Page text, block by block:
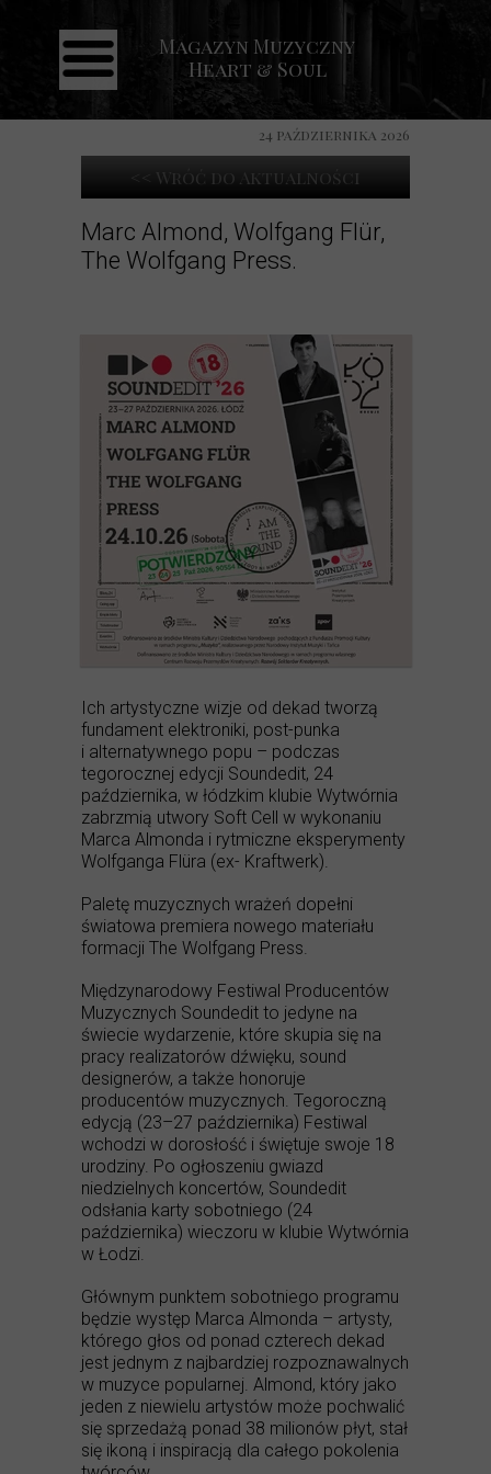
Strona główna
Aktualności
Koncerty
Galeria
Kontakt
Magazyn Muzyczny
Heart & Soul
Marc Almond, Wolfgang Flür,
The Wolfgang Press.
<< Wróć do Aktualności
24 października 2026
Ich artystyczne wizje od dekad tworzą
fundament elektroniki, post-punka
i alternatywnego popu – podczas
tegorocznej edycji Soundedit, 24
października, w łódzkim klubie Wytwórnia
zabrzmią utwory Soft Cell w wykonaniu
Marca Almonda i rytmiczne eksperymenty
Wolfganga Flüra (ex- Kraftwerk).
Paletę muzycznych wrażeń dopełni
światowa premiera nowego materiału
formacji The Wolfgang Press.
Międzynarodowy Festiwal Producentów
Muzycznych Soundedit to jedyne na
świecie wydarzenie, które skupia się na
pracy realizatorów dźwięku, sound
designerów, a także honoruje
producentów muzycznych. Tegoroczną
edycją (23–27 października) Festiwal
wchodzi w dorosłość i świętuje swoje 18
urodziny. Po ogłoszeniu gwiazd
niedzielnych koncertów, Soundedit
odsłania karty sobotniego (24
października) wieczoru w klubie Wytwórnia
w Łodzi.
Głównym punktem sobotniego programu
będzie występ Marca Almonda – artysty,
którego głos od ponad czterech dekad
jest jednym z najbardziej rozpoznawalnych
w muzyce popularnej. Almond, który jako
jeden z niewielu artystów może pochwalić
się sprzedażą ponad 38 milionów płyt, stał
się ikoną i inspiracją dla całego pokolenia